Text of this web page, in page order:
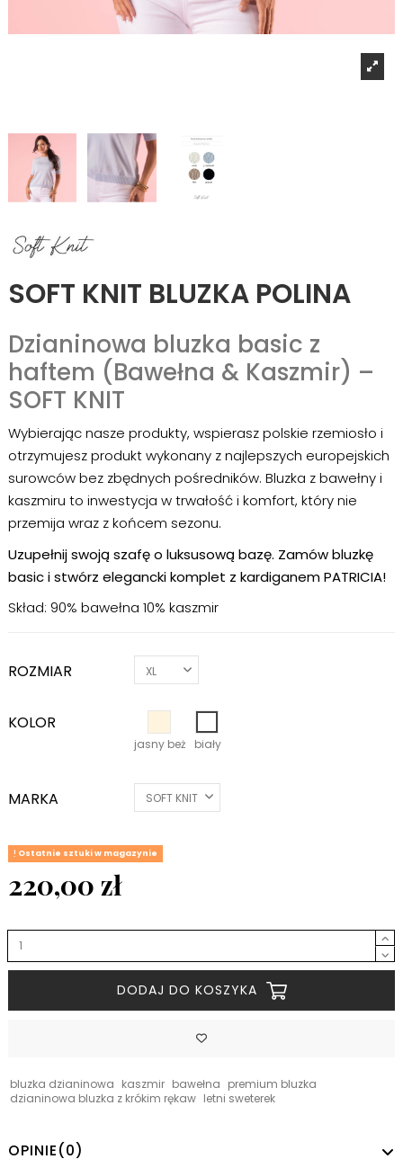
SOFT KNIT BLUZKA POLINA
Dzianinowa bluzka basic z
haftem (Bawełna & Kaszmir) –
SOFT KNIT
Wybierając nasze produkty, wspierasz polskie rzemiosło i
otrzymujesz produkt wykonany z najlepszych europejskich
surowców bez zbędnych pośredników. Bluzka z bawełny i
kaszmiru to inwestycja w trwałość i komfort, który nie
przemija wraz z końcem sezonu.
Uzupełnij swoją szafę o luksusową bazę. Zamów bluzkę
basic i stwórz elegancki komplet z kardiganem PATRICIA!
Skład: 90% bawełna 10% kaszmir
ROZMIAR
KOLOR
jasny beż
biały
MARKA
Ostatnie sztuki w magazynie
220,00 zł
DODAJ DO KOSZYKA
bluzka dzianinowa kaszmir bawełna premium bluzka
dzianinowa bluzka z krókim rękaw letni sweterek
OPINIE(0)